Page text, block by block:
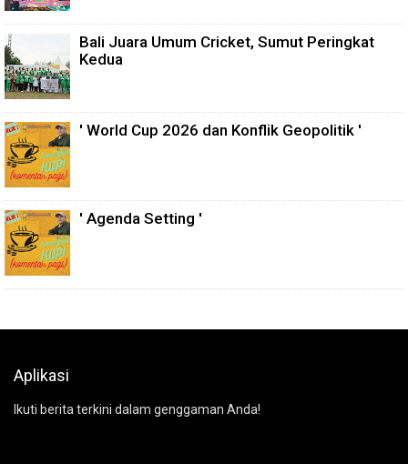
Bali Juara Umum Cricket, Sumut Peringkat
Kedua
' World Cup 2026 dan Konflik Geopolitik '
' Agenda Setting '
Aplikasi
Ikuti berita terkini dalam genggaman Anda!